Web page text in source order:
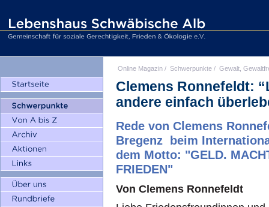
Online Magazin / Schwerpunkte / Gewalt,
Clemens Ronnefeldt:
andere einfach
Rede von Clemens
Bregenz beim
dem Motto: "GELD.
FRIEDEN"
Von Clemens Ronnefeldt